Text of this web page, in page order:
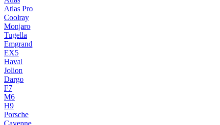
Atlas Pro
Coolray
Monjaro
Tugella
Emgrand
EX5
Haval
Jolion
Dargo
F7
M6
H9
Porsche
Cayenne